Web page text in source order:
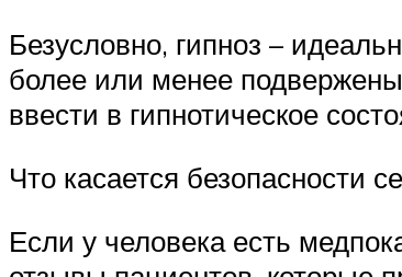
Безусловно, гипноз –
более или менее
ввести в гипнотическое
Что касается безопасности
Если у человека есть